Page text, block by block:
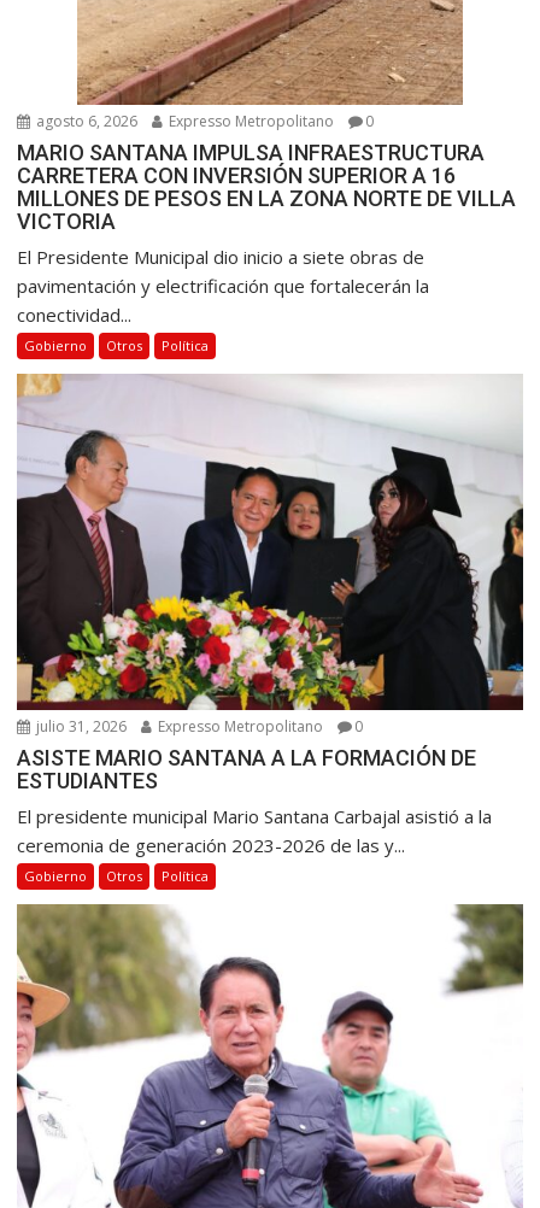
agosto 6, 2026 Expresso Metropolitano 0
MARIO SANTANA IMPULSA INFRAESTRUCTURA
CARRETERA CON INVERSIÓN SUPERIOR A 16
MILLONES DE PESOS EN LA ZONA NORTE DE VILLA
VICTORIA
El Presidente Municipal dio inicio a siete obras de
pavimentación y electrificación que fortalecerán la
conectividad...
Gobierno Otros Política
julio 31, 2026 Expresso Metropolitano 0
ASISTE MARIO SANTANA A LA FORMACIÓN DE
ESTUDIANTES
El presidente municipal Mario Santana Carbajal asistió a la
ceremonia de generación 2023-2026 de las y...
Gobierno Otros Política